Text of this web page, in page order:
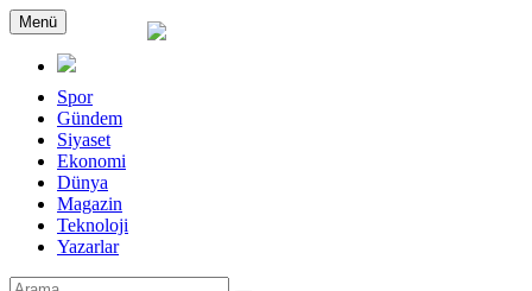
Menü
Spor
Gündem
Siyaset
Ekonomi
Dünya
Magazin
Teknoloji
Yazarlar